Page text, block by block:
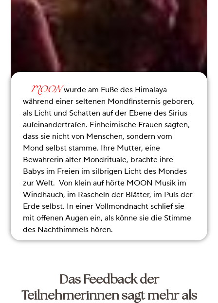
MOONwurde am Fuße des Himalaya
während einer seltenen Mondfinsternis geboren,
als Licht und Schatten auf der Ebene des Sirius
aufeinandertrafen. Einheimische Frauen sagten,
dass sie nicht von Menschen, sondern vom
Mond selbst stamme. Ihre Mutter, eine
Bewahrerin alter Mondrituale, brachte ihre
Babys im Freien im silbrigen Licht des Mondes
zur Welt. Von klein auf hörte MOON Musik im
Windhauch, im Rascheln der Blätter, im Puls der
Erde selbst. In einer Vollmondnacht schlief sie
mit offenen Augen ein, als könne sie die Stimme
des Nachthimmels hören.
Das Feedback der
Teilnehmerinnen sagt mehr als